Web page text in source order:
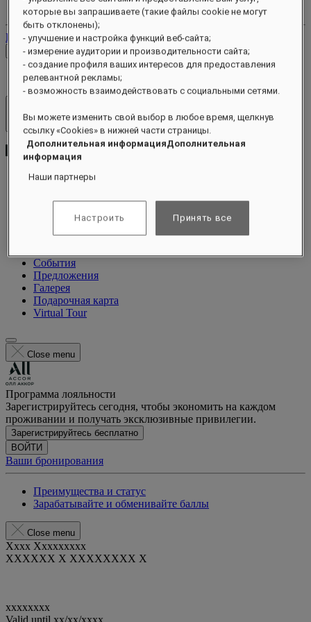
Ваши бронирования
Выйти
Проверить тарифы
Отели и курорты
Открыть меню
О программе
Велнес
События
Предложения
Галерея
Подарочная карта
Virtual Tour
Close menu
Программа лояльности
Зарегистрируйтесь сегодня, чтобы экономить на каждом
проживании и получать эксклюзивные привилегии.
Зарегистрируйтесь бесплатно
ВОЙТИ
Ваши бронирования
Преимущества и статус
Зарабатывайте и обменивайте баллы
Close menu
Xxxx Xxxxxxxxx
XXXXXX X XXXXXXXX X
xxxxxxxx
которые вы запрашиваете (такие файлы cookie не могут
быть отклонены);
- улучшение и настройка функций веб-сайта;
- измерение аудитории и производительности сайта;
- создание профиля ваших интересов для предоставления
релевантной рекламы;
- возможность взаимодействовать с социальными сетями.
Вы можете изменить свой выбор в любое время, щелкнув
ссылку «Cookies» в нижней части страницы.
Дополнительная информацияДополнительная
информация
Наши партнеры
Настроить Принять все